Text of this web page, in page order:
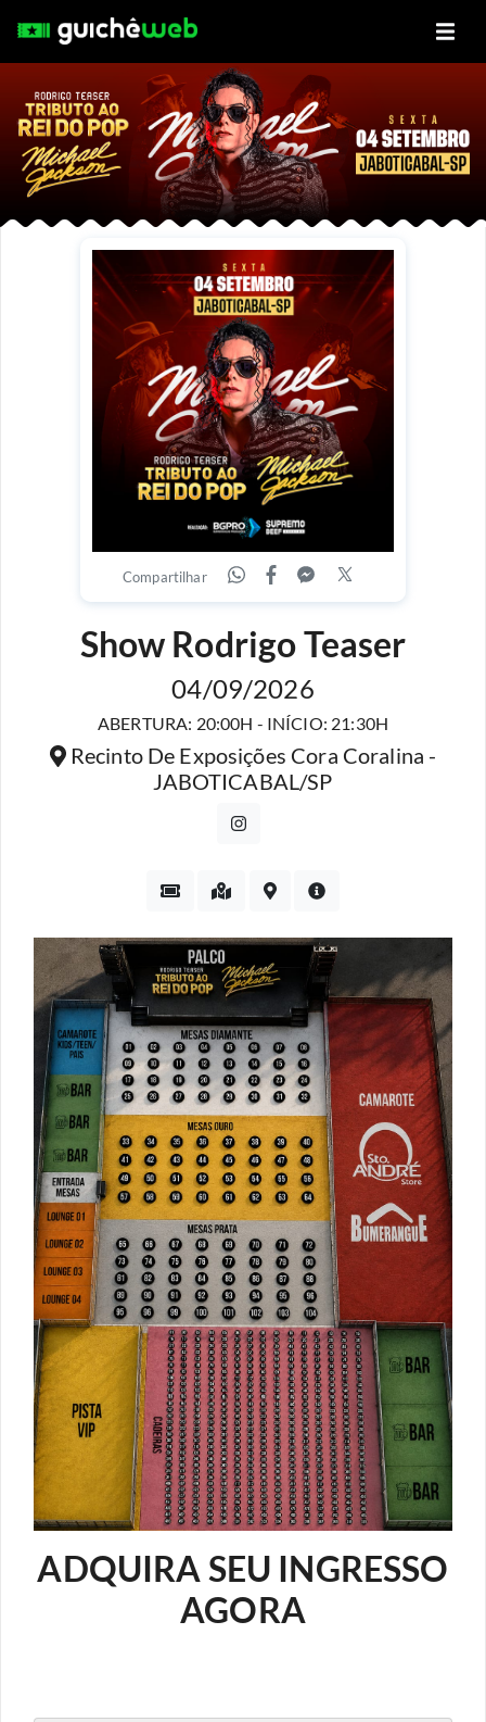
Compartilhar
Show Rodrigo Teaser
04/09/2026
ABERTURA: 20:00H - INÍCIO: 21:30H
Recinto De Exposições Cora Coralina -
JABOTICABAL/SP
ADQUIRA SEU INGRESSO
AGORA